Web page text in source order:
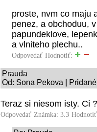
proste, nvm co maju
penez, a obchoduu,
papundeklove,
a vlniteho plechu..
Odpovedať Hodnotiť:
Prauda
Od: Sona Pekova |
Teraz si niesom isty. Ci ?
Odpovedať Známka: 3.3